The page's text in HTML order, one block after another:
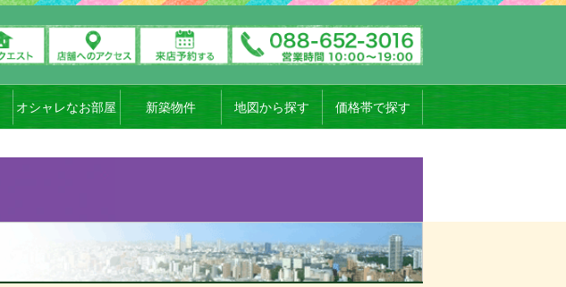
オシャレなお部屋 新築物件 地図から探す 価格帯で探す